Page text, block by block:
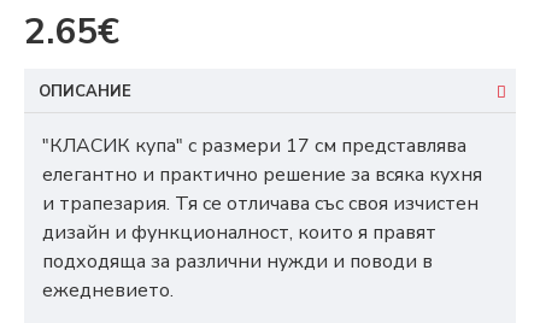
2.65€
ОПИСАНИЕ
"КЛАСИК купа" с размери 17 см представлява
елегантно и практично решение за всяка кухня
и трапезария. Тя се отличава със своя изчистен
дизайн и функционалност, които я правят
подходяща за различни нужди и поводи в
ежедневието.